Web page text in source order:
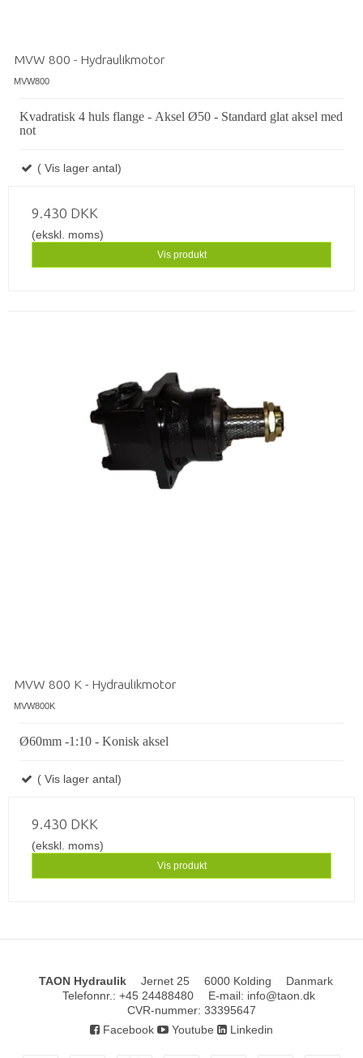
MVW 800 - Hydraulikmotor
MVW800
Kvadratisk 4 huls flange - Aksel Ø50 - Standard glat aksel med
not
( Vis lager antal)
9.430 DKK
(ekskl. moms)
Vis produkt
MVW 800 K - Hydraulikmotor
MVW800K
Ø60mm -1:10 - Konisk aksel
( Vis lager antal)
9.430 DKK
(ekskl. moms)
Vis produkt
TAON Hydraulik Jernet 25 6000 Kolding
Danmark
Telefonnr. : +45 24488480 E-mail: info@taon.dk
CVR-nummer: 33395647
Facebook
Youtube Linkedin